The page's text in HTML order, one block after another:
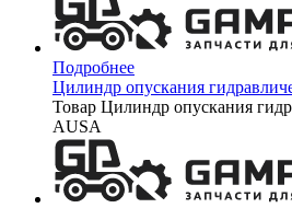
Подробнее
Цилиндр опускания
Товар Цилиндр опускания
AUSA